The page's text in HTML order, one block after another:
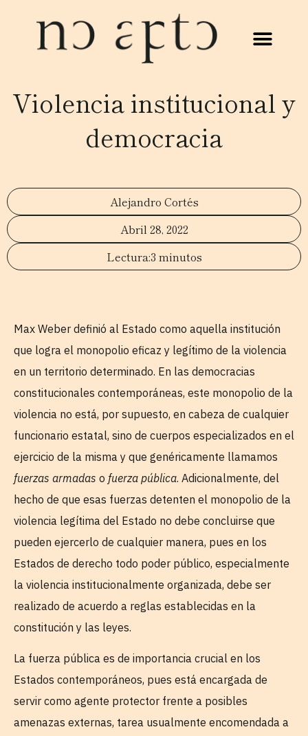
Violencia institucional y
democracia
Alejandro Cortés
Abril 28, 2022
3 minutos
Max Weber definió al Estado como aquella institución
que logra el monopolio eficaz y legítimo de la violencia
en un territorio determinado. En las democracias
constitucionales contemporáneas, este monopolio de la
violencia no está, por supuesto, en cabeza de cualquier
funcionario estatal, sino de cuerpos especializados en el
ejercicio de la misma y que genéricamente llamamos
fuerzas armadas o fuerza pública. Adicionalmente, del
hecho de que esas fuerzas detenten el monopolio de la
violencia legítima del Estado no debe concluirse que
pueden ejercerlo de cualquier manera, pues en los
Estados de derecho todo poder público, especialmente
la violencia institucionalmente organizada, debe ser
realizado de acuerdo a reglas establecidas en la
constitución y las leyes.
La fuerza pública es de importancia crucial en los
Estados contemporáneos, pues está encargada de
servir como agente protector frente a posibles
amenazas externas, tarea usualmente encomendada a